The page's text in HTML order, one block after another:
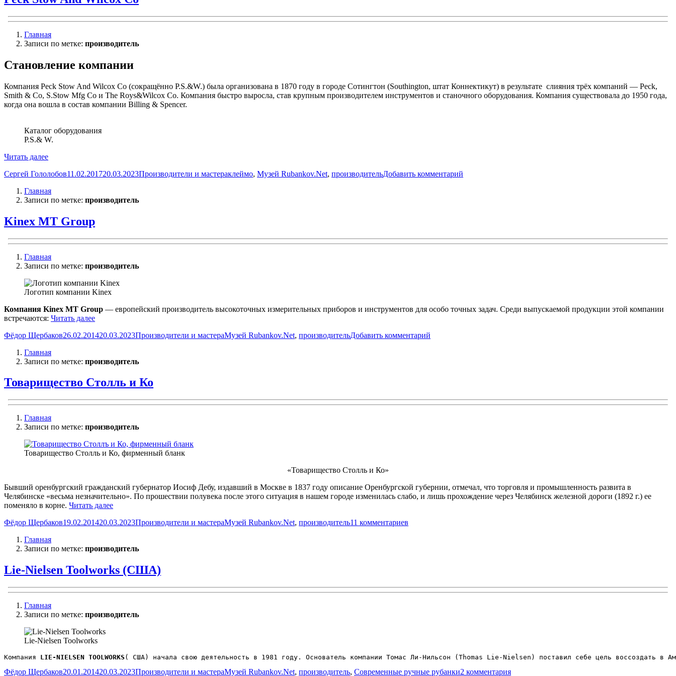
Главная
Записи по метке: производитель
Становление компании
Компания Peck Stow And Wilcox Co (сокращённо P.S.&W.) была организована в 1870 году в городе Сотингтон (Southington, штат Коннектикут) в результате слияния трёх компаний — Peck,
Smith & Co, S.Stow Mfg Co и The Roys&Wilcox Co. Компания быстро выросла, став крупным производителем инструментов и станочного оборудования. Компания существовала до 1950 года,
когда она вошла в состав компании Billing & Spencer.
Каталог оборудования
P.S.& W.
Читать далее«Peck
And
Co»
Автор
Сергей ГололобовОпубликовано
11.02.201720.03.2023Рубрики
Производители и мастераМетки
клеймо, Музей Rubankov.Net, производительДобавить комментарий
Главная
Записи по метке: производитель
Kinex MT Group
Главная
Записи по метке: производитель
Логотип компании Kinex
Компания Kinex MT Group — европейский производитель высокоточных измерительных приборов и инструментов для особо точных задач. Среди выпускаемой продукции этой компании
встречаются: Читать далее«Kinex
Group»
Автор
Фёдор ЩербаковОпубликовано
26.02.201420.03.2023Рубрики
Производители и мастераМетки
Музей Rubankov.Net, производительДобавить комментарий
Главная
Записи по метке: производитель
Товарищество Столль и Ко
Главная
Записи по метке: производитель
Товарищество Столль и Ко, фирменный бланк
«Товарищество Столль и Ко»
Бывший оренбургский гражданский губернатор Иосиф Дебу, издавший в Москве в 1837 году описание Оренбургской губернии, отмечал, что торговля и промышленность развита в
Челябинске «весьма незначительно». По прошествии полувека после этого ситуация в нашем городе изменилась слабо, и лишь прохождение через Челябинск железной дороги (1892 г.) ее
поменяло в корне. Читать далее«Товарищество
и
Автор
Фёдор ЩербаковОпубликовано
19.02.201420.03.2023Рубрики
Производители и мастераМетки
Музей Rubankov.Net, производитель11 комментариев
Главная
Записи по метке: производитель
Lie-Nielsen Toolworks (США)
Главная
Записи по метке: производитель
Lie-Nielsen Toolworks
Компания LIE-NIELSEN TOOLWORKS ( США) начала свою деятельность в 1981 году. Основатель компании Томас Ли-Нильсон (Thomas Lie-Nielsen) поставил себе цель воссоздать в
Автор
Фёдор ЩербаковОпубликовано
20.01.201420.03.2023Рубрики
Производители и мастераМетки
Музей Rubankov.Net, производитель, Современные ручные рубанки2 комментарияк